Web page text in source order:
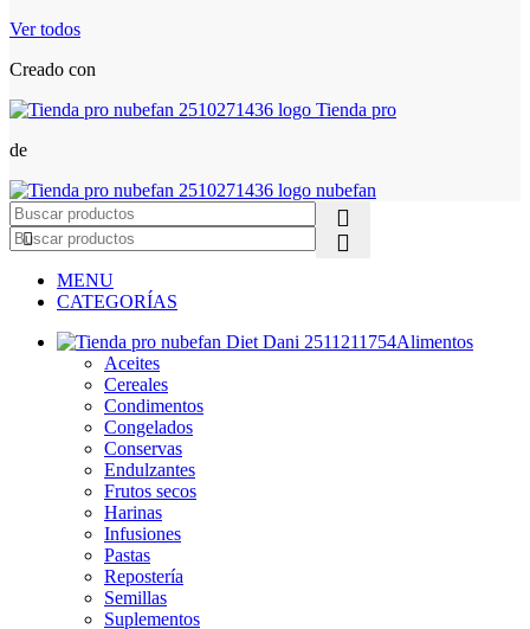
Ver todos
Creado con
de
MENU
CATEGORÍAS
Alimentos
Aceites
Cereales
Condimentos
Congelados
Conservas
Endulzantes
Frutos secos
Harinas
Infusiones
Pastas
Repostería
Semillas
Suplementos